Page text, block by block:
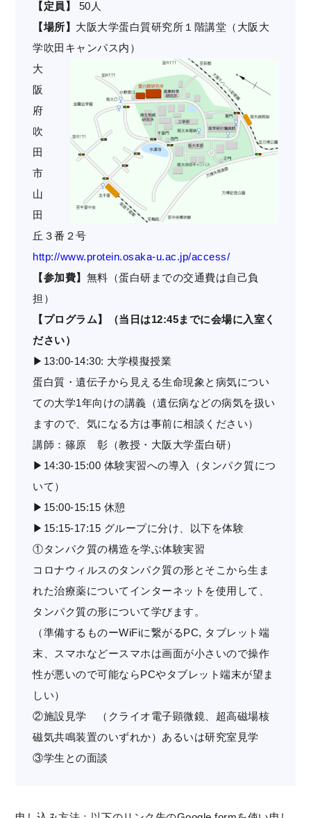
【定員】
50人
【場所】 大阪大学蛋白質研究所１階講堂（大阪大
学吹田キャンパス内）
大
阪
府
吹
田
市
山
田
丘３番２号
http://www.protein.osaka-u.ac.jp/access/
【参加費】 無料（蛋白研までの交通費は自己負
担）
【プログラム】（当日は12:45までに会場に入室く
ださい）
▶13:00-14:30: 大学模擬授業
蛋白質・遺伝子から見える生命現象と病気につい
ての大学1年向けの講義（遺伝病などの病気を扱い
ますので、気になる方は事前に相談ください）
講師：篠原 彰（教授・大阪大学蛋白研）
▶14:30-15:00 体験実習への導入（タンパク質につ
いて）
▶15:00-15:15 休憩
▶15:15-17:15 グループに分け、以下を体験
①タンパク質の構造を学ぶ体験実習
コロナウィルスのタンパク質の形とそこから生ま
れた治療薬についてインターネットを使用して、
タンパク質の形について学びます。
（準備するものーWiFiに繋がるPC, タブレット端
末、スマホなどースマホは画面が小さいので操作
性が悪いので可能ならPCやタブレット端末が望ま
しい）
②施設見学 （クライオ電子顕微鏡、超高磁場核
磁気共鳴装置のいずれか）あるいは研究室見学
③学生との面談